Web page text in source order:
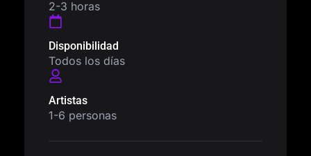
2-3 horas
Disponibilidad
Todos los días
Artistas
1-6 personas